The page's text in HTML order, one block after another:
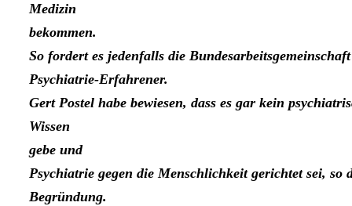
Medizin
bekom­men.
So fordert es jedenfalls die Bundesarbeits­gemeinschaft
Psychiatrie-Erfahrener.
Gert Pos­tel habe bewiesen, dass es gar kein
Wissen
gebe und
Psychiatrie gegen die Menschlichkeit gerichtet sei, so
Begründung.